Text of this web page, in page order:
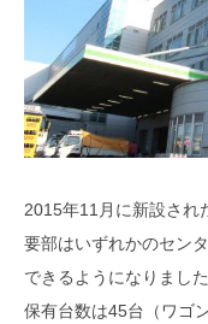
2015年11月に新設され
要部はいずれかのセン
できるようになりまし
保有台数は45台（ワゴ